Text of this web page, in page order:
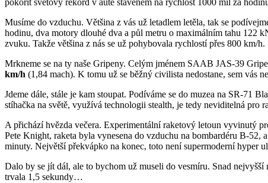
pokořit světový rekord v autě stavěném na rychlost 1000 mil za
Musíme do vzduchu. Většina z vás už letadlem letěla, tak se
hodinu, dva motory dlouhé dva a půl metru o maximálním tahu 122
zvuku. Takže většina z nás se už pohybovala rychlostí přes 800 km/
Mrkneme se na ty naše Gripeny. Celým jménem SAAB JAS-39
km/h (1,84 mach). K tomu už se běžný civilista nedostane, sem vás
Jdeme dále, stále je kam stoupat. Podíváme se do muzea na SR-71
stíhačka na světě, využívá technologii stealth, je tedy neviditelná
A přichází hvězda večera. Experimentální raketový letoun vyvinutý
Pete Knight, raketa byla vynesena do vzduchu na bombardéru B-
minuty. Největší překvápko na konec, toto není supermoderní hyper
Dalo by se jít dál, ale to bychom už museli do vesmíru. Snad
trvala 1,5 sekundy…